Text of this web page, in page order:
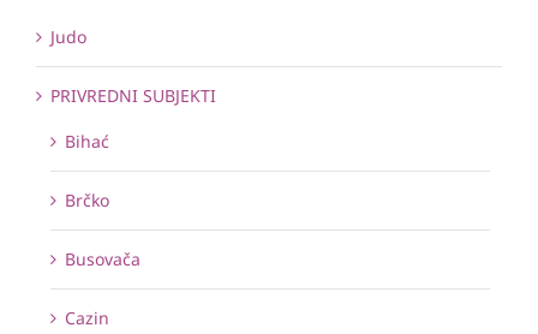
Judo
PRIVREDNI SUBJEKTI
Bihać
Brčko
Busovača
Cazin